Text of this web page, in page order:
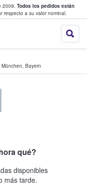
2009. Todos los pedidos están
respecto a su valor nominal.
StubHub:
fans
München, Bayern
qué?
disponibles
más tarde.